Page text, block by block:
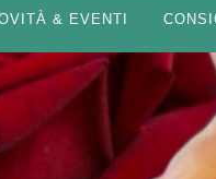
& EVENTI